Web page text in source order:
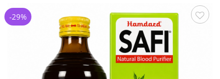
-29%
Сохранить